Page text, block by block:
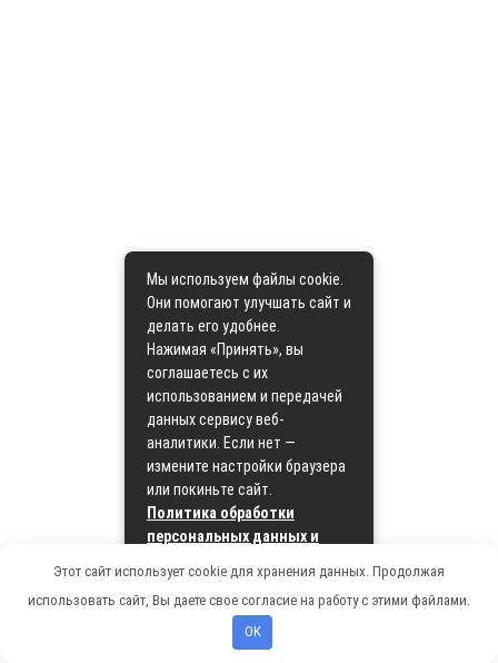
Мы используем файлы cookie.
Они помогают улучшать сайт и
делать его удобнее.
Нажимая «Принять», вы
соглашаетесь с их
использованием и передачей
данных сервису веб-
аналитики. Если нет —
измените настройки браузера
или покиньте сайт.
Политика обработки
персональных данных и
Принять
Этот сайт использует cookie для хранения данных. Продолжая
использовать сайт, Вы даете свое согласие на работу с этими файлами.
OK